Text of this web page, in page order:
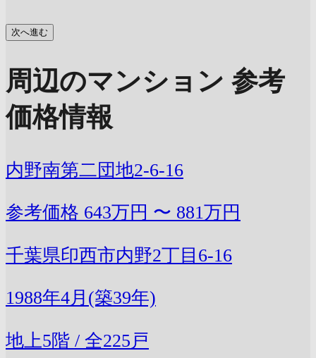
次へ進む
周辺のマンション 参考
価格情報
内野南第二団地2-6-16
参考価格 643万円 〜 881万円
千葉県印西市内野2丁目6-16
1988年4月(築39年)
地上5階 / 全225戸